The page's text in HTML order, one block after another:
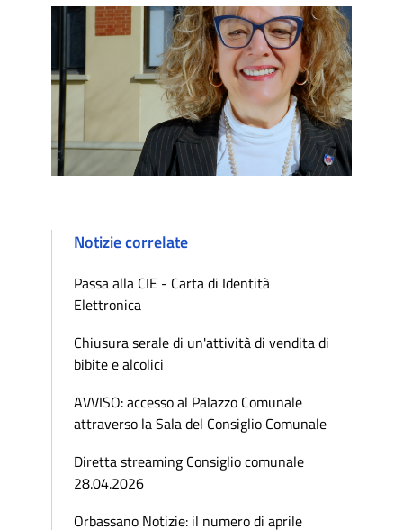
Notizie correlate
Passa alla CIE - Carta di Identità
Elettronica
Chiusura serale di un'attività di vendita di
bibite e alcolici
AVVISO: accesso al Palazzo Comunale
attraverso la Sala del Consiglio Comunale
Diretta streaming Consiglio comunale
28.04.2026
Orbassano Notizie: il numero di aprile